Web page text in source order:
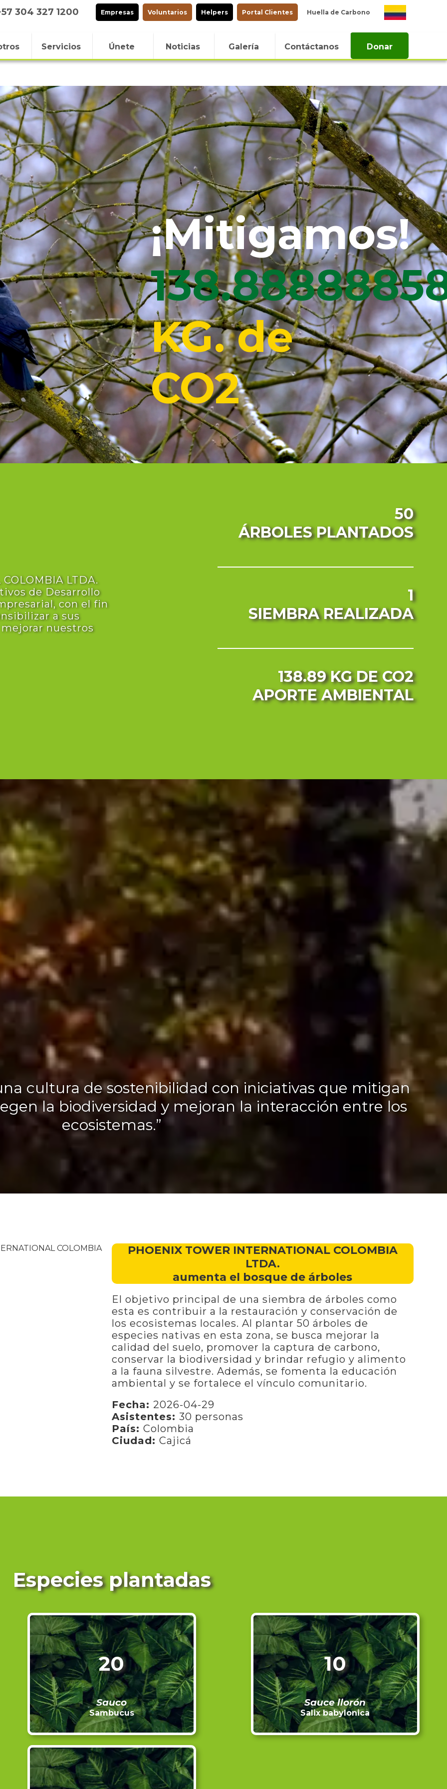
304 327 1200 Empresas Voluntarios Helpers Portal Clientes Huella de Carbono
Servicios Únete Noticias Galería Contáctanos Donar
¡Mitigamos!
KG. de
CO2
LTDA.
de Desarrollo
con el fin
a sus
nuestros
50
ÁRBOLES PLANTADOS
1
SIEMBRA REALIZADA
138.89 KGDE CO2
APORTE AMBIENTAL
cultura de sostenibilidad con iniciativas que mitigan
la biodiversidad y mejoran la interacción entre los
ecosistemas.”
PHOENIX TOWER INTERNATIONAL COLOMBIA
LTDA.
aumenta el bosque de árboles
El objetivo principal de una siembra de árboles como
esta es contribuir a la restauración y conservación de
los ecosistemas locales. Al plantar 50 árboles de
especies nativas en esta zona, se busca mejorar la
calidad del suelo, promover la captura de carbono,
conservar la biodiversidad y brindar refugio y alimento
a la fauna silvestre. Además, se fomenta la educación
ambiental y se fortalece el vínculo comunitario.
Fecha: 2026-04-29
Asistentes: 30 personas
País: Colombia
Ciudad: Cajicá
Especies plantadas
20
Sauco
Sambucus
10
Sauce llorón
Salix babylonica